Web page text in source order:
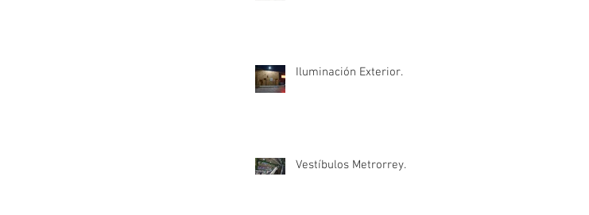
Iluminación Exterior.
Vestíbulos Metrorrey.